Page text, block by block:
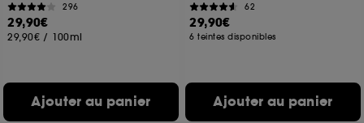
296
29,90€
29,90€ / 100ml
Ajouter au panier
62
29,90€
6 teintes disponibles
Ajouter au panier